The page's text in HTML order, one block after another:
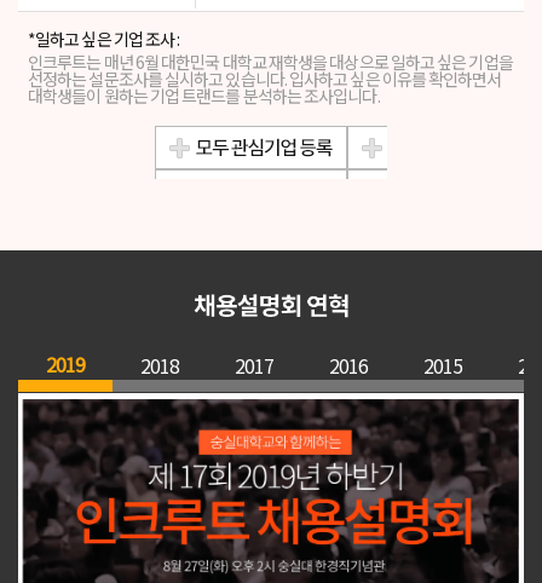
*일하고 싶은 기업 조사 :
인크루트는 매년 6월 대한민국 대학교 재학생을 대상으로 일하고 싶은 기업을
선정하는 설문조사를 실시하고 있습니다. 입사하고 싶은 이유를 확인하면서
대학생들이 원하는 기업 트랜드를 분석하는 조사입니다.
2019 2018 2017 2016 2015